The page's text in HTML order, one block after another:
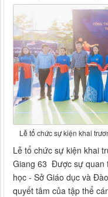
Lễ tổ chức sự kiện khai
Lễ tổ chức sự kiện khai
Giang 63 Được sự quan
học - Sở Giáo dục và
quyết tâm của tập thể